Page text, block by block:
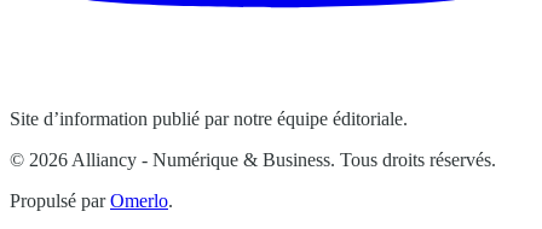
Site d’information publié par notre équipe éditoriale.
© 2026 Alliancy - Numérique & Business. Tous droits réservés.
Propulsé parOmerlo.